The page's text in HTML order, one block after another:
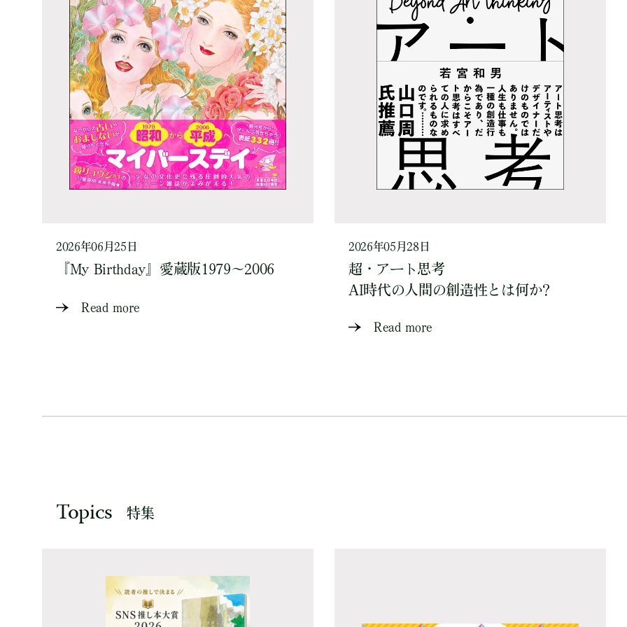
2026年06月25日
『My Birthday』愛蔵版1979～2006
Read more
2026年05月28日
超・アート思考
AI時代の人間の創造性とは何か?
Read more
Topics 特集